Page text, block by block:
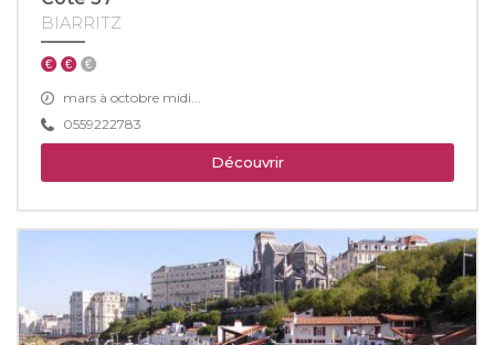
BIARRITZ
mars à octobre midi...
0559222783
Découvrir